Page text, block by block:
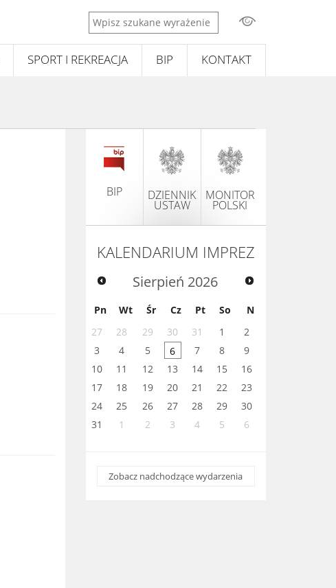
Wpisz
szukane
wyrażenie
SPORT I REKREACJA BIP KONTAKT
BIP DZIENNIK
USTAW
MONITOR
POLSKI
KALENDARIUM IMPREZ
Sierpień 2026
Pn Wt Śr Cz Pt So
N
27
28 29 30 31 1
2
3
4 5 6 7 8
9
10
11 12 13 14 15
16
17
18 19 20 21 22
23
24
25 26 27 28 29
30
31
1 2 3 4 5 6
Zobacz nadchodzące wydarzenia